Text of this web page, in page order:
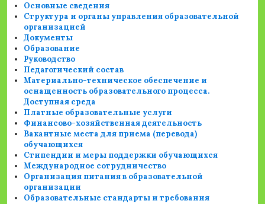
Основные сведения
Структура и органы управления образовательной
организацией
Документы
Образование
Руководство
Педагогический состав
Материально-техническое обеспечение и
оснащенность образовательного процесса.
Доступная среда
Платные образовательные услуги
Финансово-хозяйственная деятельность
Вакантные места для приема (перевода)
обучающихся
Стипендии и меры поддержки обучающихся
Международное сотрудничество
Организация питания в образовательной
организации
Образовательные стандарты и требования